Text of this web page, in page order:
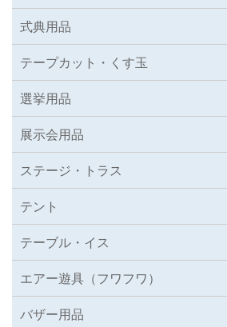
式典用品
テープカット・くす玉
選挙用品
展示会用品
ステージ・トラス
テント
テーブル・イス
エアー遊具（フワフワ）
バザー用品